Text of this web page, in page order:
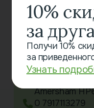
Little Chalfont
Oakington
Amersham
0 7917113279
10%
за
Получи 10%
за
Узнать